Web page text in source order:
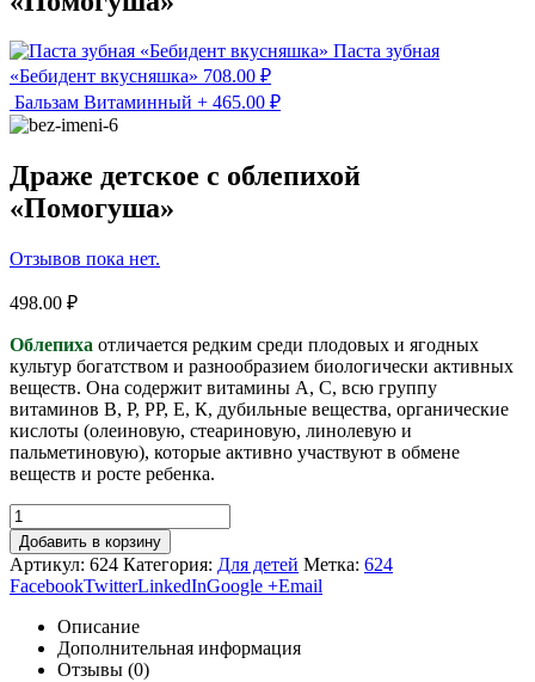
Паста зубная
«Бебидент вкусняшка» 708.00 ₽
Бальзам Витаминный + 465.00 ₽
Драже детское с облепихой
«Помогуша»
Отзывов пока нет.
498.00 ₽
Облепиха отличается редким среди плодовых и ягодных
культур богатством и разнообразием биологически активных
веществ. Она содержит витамины А, С, всю группу
витаминов В, Р, РР, Е, К, дубильные вещества, органические
кислоты (олеиновую, стеариновую, линолевую и
пальметиновую), которые активно участвуют в обмене
веществ и росте ребенка.
Добавить в корзину
Артикул: 624 Категория: Для детей Метка: 624
FacebookTwitterLinkedInGoogle +Email
Описание
Дополнительная информация
Отзывы (0)